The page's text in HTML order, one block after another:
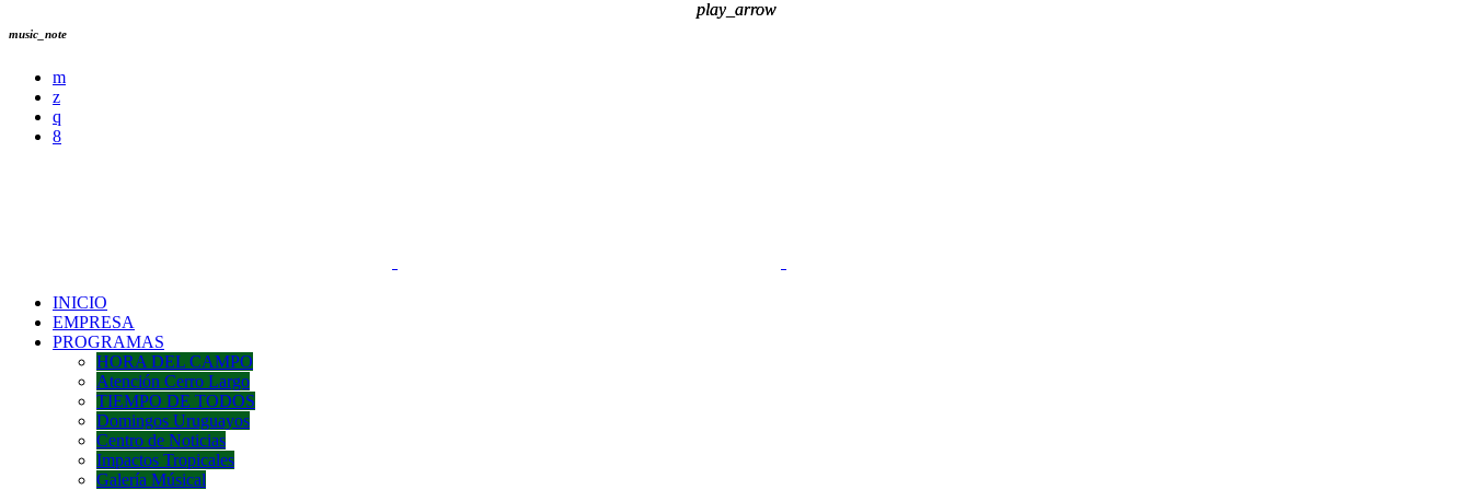
music_note
INICIO
EMPRESA
PROGRAMAS
HORA DEL CAMPO
Atención Cerro Largo
TIEMPO DE TODOS
Domingos Uruguayos
Centro de Noticias
Impactos Tropicales
Galería Músical
play_arrow
play_arrow